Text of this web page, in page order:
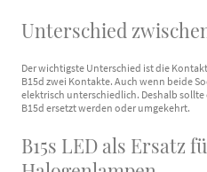
Unterschied zwischen
Der wichtigste Unterschied ist die
B15d zwei Kontakte. Auch wenn beide
elektrisch unterschiedlich. Deshalb
B15d ersetzt werden oder umgekehrt.
B15s LED als Ersatz